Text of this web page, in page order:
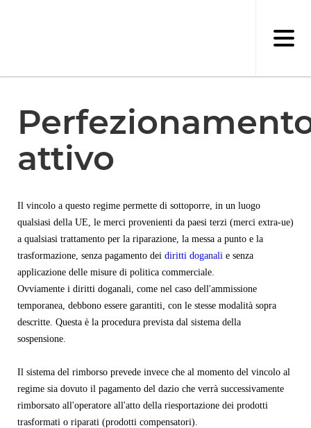
attivo
Il vincolo a questo regime permette di sottoporre, in un luogo
qualsiasi della UE, le merci provenienti da paesi terzi (merci extra-ue)
a qualsiasi trattamento per la riparazione, la messa a punto e la
trasformazione, senza pagamento dei diritti doganali e senza
applicazione delle misure di politica commerciale.
Ovviamente i diritti doganali, come nel caso dell'ammissione
temporanea, debbono essere garantiti, con le stesse modalità sopra
descritte. Questa è la procedura prevista dal sistema della
sospensione.
Il sistema del rimborso prevede invece che al momento del vincolo al
regime sia dovuto il pagamento del dazio che verrà successivamente
rimborsato all'operatore all'atto della riesportazione dei prodotti
trasformati o riparati (prodotti compensatori).